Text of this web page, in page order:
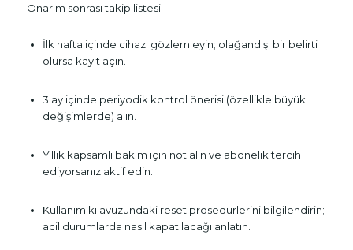
Onarım sonrası takip listesi:
İlk hafta içinde cihazı gözlemleyin; olağandışı bir belirti
olursa kayıt açın.
3 ay içinde periyodik kontrol önerisi (özellikle büyük
değişimlerde) alın.
Yıllık kapsamlı bakım için not alın ve abonelik tercih
ediyorsanız aktif edin.
Kullanım kılavuzundaki reset prosedürlerini bilgilendirin;
acil durumlarda nasıl kapatılacağı anlatın.